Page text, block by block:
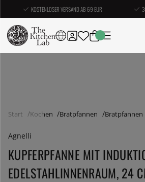
KOSTENLOSER VERSAND AB 69 EUR
Start Kochen Bratpfannen Bratpfannen
Agnelli
KUPFERPFANNE MIT
EDELSTAHLINNENRAUM, 24